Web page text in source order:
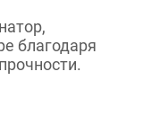
благодаря